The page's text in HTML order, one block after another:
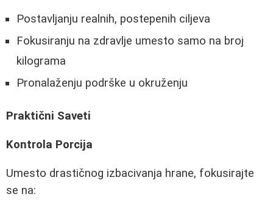
Postavljanju realnih, postepenih ciljeva
Fokusiranju na zdravlje umesto samo na broj
kilograma
Pronalaženju podrške u okruženju
Praktični Saveti
Kontrola Porcija
Umesto drastičnog izbacivanja hrane, fokusirajte
se na: